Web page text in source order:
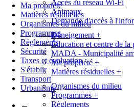
Ma propriété
Matières résiduelles
Organismes du milieu
Programmes
Règlements
Sécurité
Taxes et évaluation
S'établir
Transport
Urbanisme
←
Accès au réseau Wi-Fi
Animaux
Demande d'accès à
Déneigement +
Éducation et centre de la
MADA - Municipalité
Ma propriété +
Matières résiduelles +
Organismes du milieu
Programmes +
Règlements